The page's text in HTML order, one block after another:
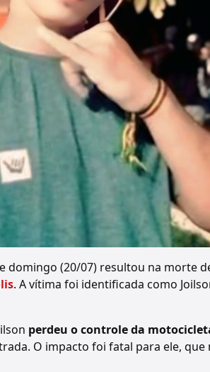
domingo (20/07) resultou na morte
. A vítima foi identificada como
perdeu o controle da
O impacto foi fatal para ele,